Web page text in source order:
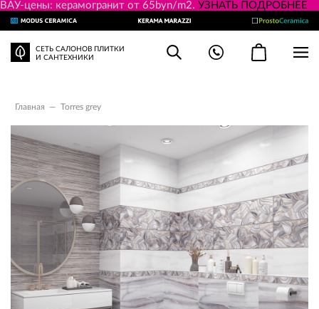
ВАУ-цены: керамогранит от 65byn/m2. УЗНАТЬ ПОДРОБНЕЕ
СЕТЬ САЛОНОВ ПЛИТКИ
И САНТЕХНИКИ
Главная — Torres grey